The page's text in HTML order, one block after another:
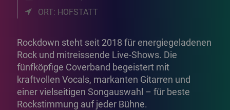
ORT: HOFSTATT
Rockdown steht seit 2018 für energiegeladenen
Rock und mitreissende Live-Shows. Die
fünfköpfige Coverband begeistert mit
kraftvollen Vocals, markanten Gitarren und
einer vielseitigen Songauswahl – für beste
Rockstimmung auf jeder Bühne.